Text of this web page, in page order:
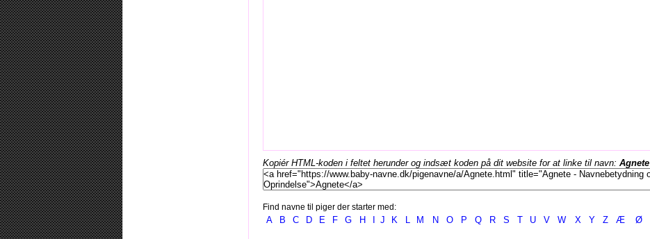
Kopiér HTML-koden i feltet herunder og indsæt koden på dit website for at linke til navn: Agnete
Find navne til piger der starter med:
A B C D E F G H J K L M N O P Q R S T U V W X Y Z Æ Ø